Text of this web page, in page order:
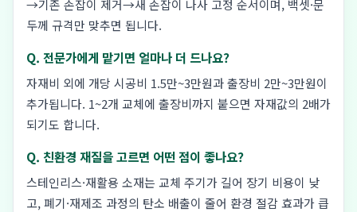
→기존 손잡이 제거→새 손잡이 나사 고정 순서이며, 백셋·문
두께 규격만 맞추면 됩니다.
Q. 전문가에게 맡기면 얼마나 더 드나요?
자재비 외에 개당 시공비 1.5만~3만원과 출장비 2만~3만원이
추가됩니다. 1~2개 교체에 출장비까지 붙으면 자재값의 2배가
되기도 합니다.
Q. 친환경 재질을 고르면 어떤 점이 좋나요?
스테인리스·재활용 소재는 교체 주기가 길어 장기 비용이 낮
고, 폐기·재제조 과정의 탄소 배출이 줄어 환경 절감 효과가 큽